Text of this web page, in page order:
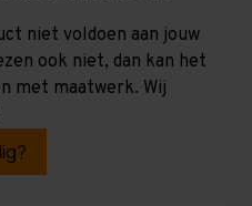
niet voldoen aan jouw
ook niet, dan kan het
met maatwerk. Wij